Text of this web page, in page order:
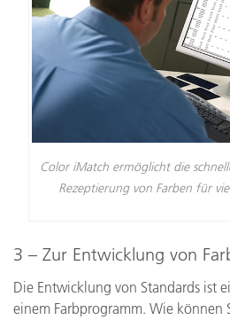
Color iMatch ermöglicht die
Rezeptierung von Farben für
3 – Zur Entwicklung von
Die Entwicklung von Standards ist
einem Farbprogramm. Wie können